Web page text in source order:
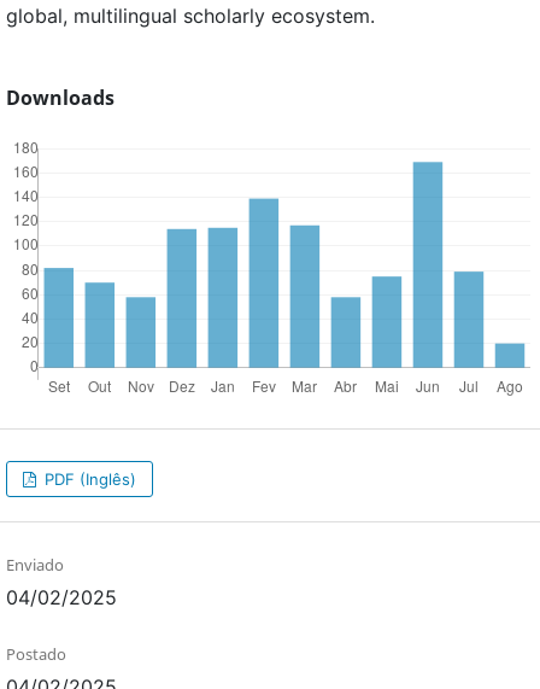
global, multilingual scholarly ecosystem.
Downloads
PDF (Inglês)
Enviado
04/02/2025
Postado